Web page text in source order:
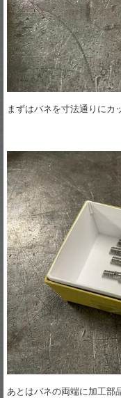
まずはバネを寸法通りにカ
あとはバネの両端に加工部